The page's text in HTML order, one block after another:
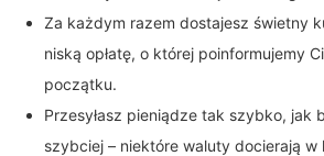
Za każdym razem dostajesz świetny
niską opłatę, o której poinformujemy
początku.
Przesyłasz pieniądze tak szybko, jak
szybciej – niektóre waluty docierają w